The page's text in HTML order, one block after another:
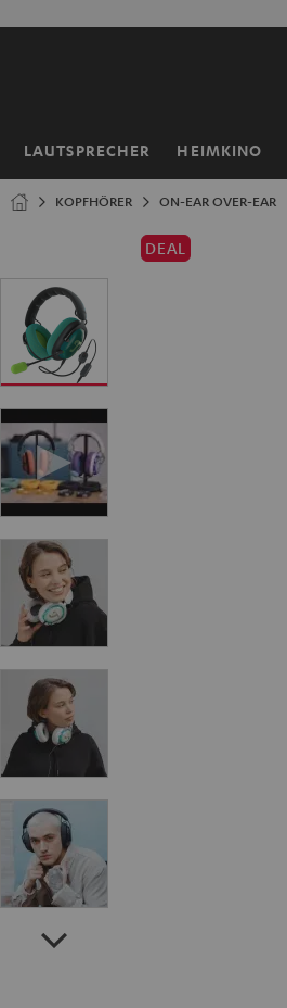
LAUTSPRECHER HEIMKINO
Startseite
KOPFHÖRER ON-EAR OVER-EAR
DEAL